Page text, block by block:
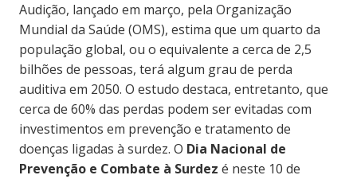
Audição, lançado em março, pela Organização
Mundial da Saúde (OMS), estima que um quarto da
população global, ou o equivalente a cerca de 2,5
bilhões de pessoas, terá algum grau de perda
auditiva em 2050. O estudo destaca, entretanto, que
cerca de 60% das perdas podem ser evitadas com
investimentos em prevenção e tratamento de
doenças ligadas à surdez. O Dia Nacional de
Prevenção e Combate à Surdez é neste 10 de